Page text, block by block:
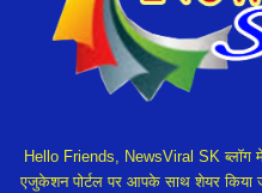
Hello Friends, NewsViral SK ब्लॉग
एजुकेशन पोर्टल पर आपके साथ शेयर